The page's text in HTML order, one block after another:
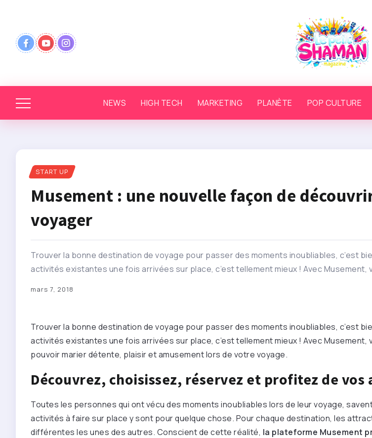
NEWS HIGH TECH MARKETING PLANÈTE POP CULTURE
START UP
Musement : une nouvelle façon de
voyager
Trouver la bonne destination de voyage pour passer des moments inoubliables, c’est
activités existantes une fois arrivées sur place, c’est tellement mieux ! Avec Musement,
mars 7, 2018
Trouver la bonne destination de voyage pour passer des moments inoubliables, c’est
activités existantes une fois arrivées sur place, c’est tellement mieux ! Avec Musement,
pouvoir marier détente, plaisir et amusement lors de votre voyage.
Découvrez, choisissez, réservez et profitez de vos
Toutes les personnes qui ont vécu des moments inoubliables lors de leur voyage,
activités à faire sur place y sont pour quelque chose. Pour chaque destination, les
différentes les unes des autres. Conscient de cette réalité, la plateforme Musement